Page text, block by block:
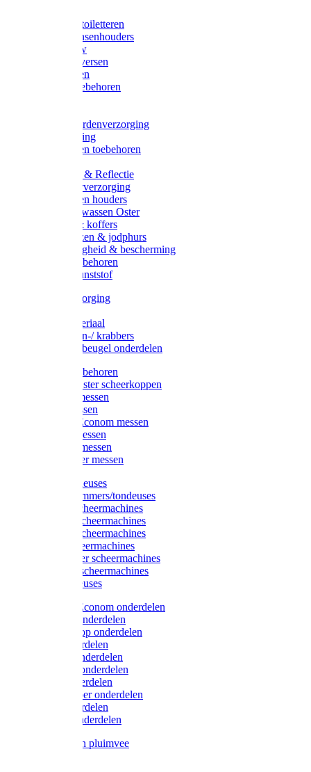
Poetsen & toiletteren
Zadel-/Trensenhouders
Halstertouw
Halsters diversen
Hoofdstellen
Zadel & toebehoren
Rapide paardenverzorging
Ruiter kleding
Hoofdstellen toebehoren
Verlichting & Reflectie
Rapide leerverzorging
Likstenen en houders
Poetsen & wassen Oster
Poetssets & koffers
Ruiter laarzen & jodphurs
Ruiter veiligheid & bescherming
Ruiter - toebehoren
Voerbak kunststof
Klauwverzorging
Injectiemateriaal
Hoefmessen-/ krabbers
Hoefbekapbeugel onderdelen
Messen toebehoren
Moser & Oster scheerkoppen
Hauptner messen
Liscop messen
Aesculap/Econom messen
Heiniger messen
Constanta messen
FarmClipper messen
Moser tondeuses
Overige trimmers/tondeuses
Heiniger scheermachines
Hauptner scheermachines
Aesculap scheermachines
Liscop scheermachines
FarmClipper scheermachines
Constanta scheermachines
Wahl tondeuses
Aesculap/Econom onderdelen
Hauptner onderdelen
Lister/Liscop onderdelen
Eider onderdelen
Heiniger onderdelen
Constanta onderdelen
Moser onderdelen
Farm Clipper onderdelen
Oster onderdelen
TailWell onderdelen
Voerbakken pluimvee